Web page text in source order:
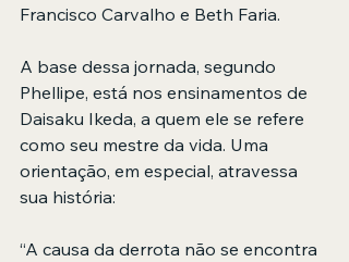
Francisco Carvalho e Beth Faria.
A base dessa jornada, segundo
Phellipe, está nos ensinamentos de
Daisaku Ikeda, a quem ele se refere
como seu mestre da vida. Uma
orientação, em especial, atravessa
sua história:
“A causa da derrota não se encontra